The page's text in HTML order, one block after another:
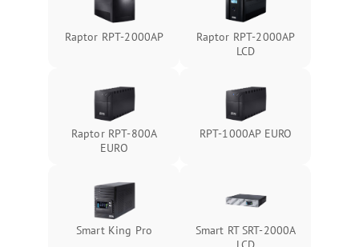
Raptor RPT-2000AP
Raptor RPT-2000AP
LCD
Raptor RPT-800A
EURO
RPT-1000AР EURO
Smart King Pro
Smart RT SRT-2000A